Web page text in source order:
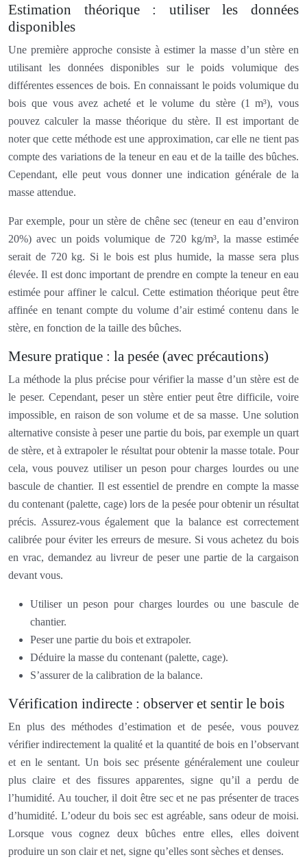
Estimation théorique : utiliser les données
disponibles
Une première approche consiste à estimer la masse d’un stère en
utilisant les données disponibles sur le poids volumique des
différentes essences de bois. En connaissant le poids volumique du
bois que vous avez acheté et le volume du stère (1 m³), vous
pouvez calculer la masse théorique du stère. Il est important de
noter que cette méthode est une approximation, car elle ne tient pas
compte des variations de la teneur en eau et de la taille des bûches.
Cependant, elle peut vous donner une indication générale de la
masse attendue.
Par exemple, pour un stère de chêne sec (teneur en eau d’environ
20%) avec un poids volumique de 720 kg/m³, la masse estimée
serait de 720 kg. Si le bois est plus humide, la masse sera plus
élevée. Il est donc important de prendre en compte la teneur en eau
estimée pour affiner le calcul. Cette estimation théorique peut être
affinée en tenant compte du volume d’air estimé contenu dans le
stère, en fonction de la taille des bûches.
Mesure pratique : la pesée (avec précautions)
La méthode la plus précise pour vérifier la masse d’un stère est de
le peser. Cependant, peser un stère entier peut être difficile, voire
impossible, en raison de son volume et de sa masse. Une solution
alternative consiste à peser une partie du bois, par exemple un quart
de stère, et à extrapoler le résultat pour obtenir la masse totale. Pour
cela, vous pouvez utiliser un peson pour charges lourdes ou une
bascule de chantier. Il est essentiel de prendre en compte la masse
du contenant (palette, cage) lors de la pesée pour obtenir un résultat
précis. Assurez-vous également que la balance est correctement
calibrée pour éviter les erreurs de mesure. Si vous achetez du bois
en vrac, demandez au livreur de peser une partie de la cargaison
devant vous.
Utiliser un peson pour charges lourdes ou une bascule de
chantier.
Peser une partie du bois et extrapoler.
Déduire la masse du contenant (palette, cage).
S’assurer de la calibration de la balance.
Vérification indirecte : observer et sentir le bois
En plus des méthodes d’estimation et de pesée, vous pouvez
vérifier indirectement la qualité et la quantité de bois en l’observant
et en le sentant. Un bois sec présente généralement une couleur
plus claire et des fissures apparentes, signe qu’il a perdu de
l’humidité. Au toucher, il doit être sec et ne pas présenter de traces
d’humidité. L’odeur du bois sec est agréable, sans odeur de moisi.
Lorsque vous cognez deux bûches entre elles, elles doivent
produire un son clair et net, signe qu’elles sont sèches et denses.